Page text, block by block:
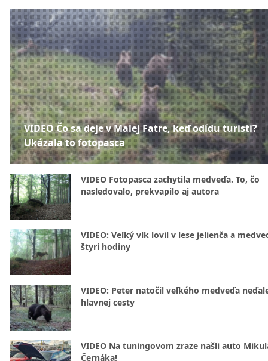
VIDEO Čo sa deje v Malej Fatre, keď odídu turisti?
Ukázala to fotopasca
VIDEO Fotopasca zachytila medveďa. To, čo
nasledovalo, prekvapilo aj autora
VIDEO: Veľký vlk lovil v lese jelienča a
štyri hodiny
VIDEO: Peter natočil veľkého medveďa
hlavnej cesty
VIDEO Na tuningovom zraze našli auto
Černáka!